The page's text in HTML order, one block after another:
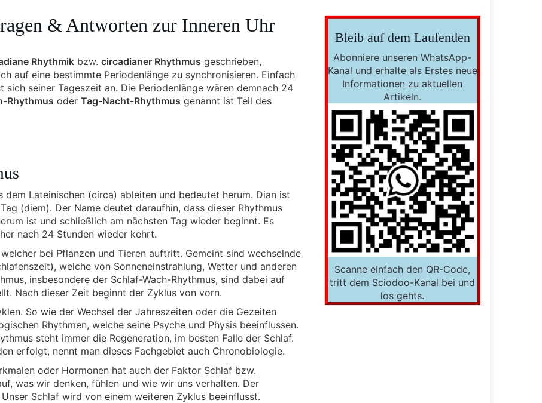
& Antworten zur Inneren Uhr
Rhythmik bzw. circadianer Rhythmus geschrieben,
auf eine bestimmte Periodenlänge zu synchronisieren. Einfach
seiner Tageszeit an. Die Periodenlänge wären demnach 24
Rhythmus oder Tag-Nacht-Rhythmus genannt ist Teil des
Lateinischen (circa) ableiten und bedeutet herum. Dian ist
(diem). Der Name deutet daraufhin, dass dieser Rhythmus
ist und schließlich am nächsten Tag wieder beginnt. Es
nach 24 Stunden wieder kehrt.
bei Pflanzen und Tieren auftritt. Gemeint sind wechselnde
welche von Sonneneinstrahlung, Wetter und anderen
insbesondere der Schlaf-Wach-Rhythmus, sind dabei auf
Nach dieser Zeit beginnt der Zyklus von vorn.
So wie der Wechsel der Jahreszeiten oder die Gezeiten
Rhythmen, welche seine Psyche und Physis beeinflussen.
steht immer die Regeneration, im besten Falle der Schlaf.
erfolgt, nennt man dieses Fachgebiet auch Chronobiologie.
oder Hormonen hat auch der Faktor Schlaf bzw.
was wir denken, fühlen und wie wir uns verhalten. Der
Schlaf wird von einem weiteren Zyklus beeinflusst.
Bleib auf dem Laufenden
Abonniere unseren WhatsApp-
Kanal und erhalte als Erstes neue
Informationen zu aktuellen
Artikeln.
Scanne einfach den QR-Code,
tritt dem Sciodoo-Kanal bei und
los gehts.